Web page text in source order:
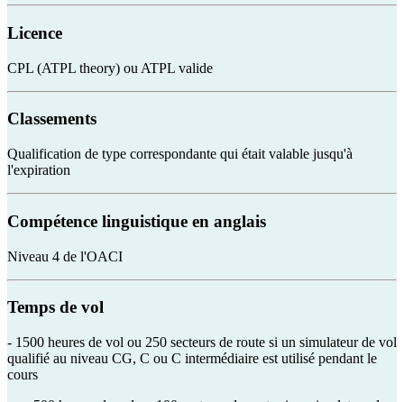
Licence
CPL (ATPL theory) ou ATPL valide
Classements
Qualification de type correspondante qui était valable jusqu'à
l'expiration
Compétence linguistique en anglais
Niveau 4 de l'OACI
Temps de vol
- 1500 heures de vol ou 250 secteurs de route si un simulateur de vol
qualifié au niveau CG, C ou C intermédiaire est utilisé pendant le
cours